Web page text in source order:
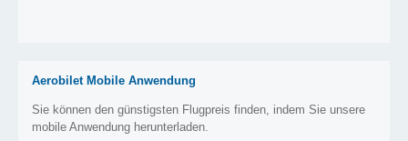
Aerobilet Mobile Anwendung
Sie können den günstigsten Flugpreis finden, indem Sie unsere
mobile Anwendung herunterladen.